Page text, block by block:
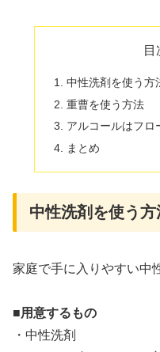
目
中性洗剤を使う方
重曹を使う方法
アルコールはフロ
まとめ
中性洗剤を使う方
家庭で手に入りやすい中
■用意するもの
・中性洗剤